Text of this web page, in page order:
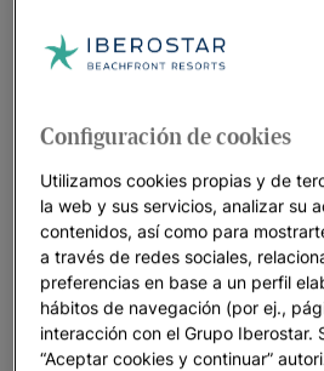
Configuración de cookies
Utilizamos cookies propias y de
la web y sus servicios, analizar su
contenidos, así como para
a través de redes sociales,
preferencias en base a un perfil
hábitos de navegación (por ej.,
interacción con el Grupo Iberostar.
“Aceptar cookies y continuar”